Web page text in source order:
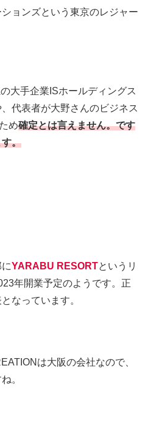
ョンズという東京のレジャー
大手企業ISホールディングス
代表者が大野さんのビジネス
め確定とは言えません。です
。
YARABU RESORTというリ
年開業予定のようです。正
なっています。
は大阪の会社なので、
。